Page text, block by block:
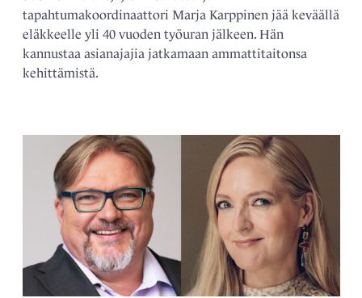
tapahtumakoordinaattori Marja Karppinen jää keväällä
eläkkeelle yli 40 vuoden työuran jälkeen. Hän
kannustaa asianajajia jatkamaan ammattitaitonsa
kehittämistä.